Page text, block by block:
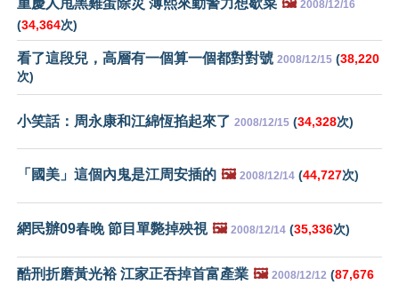
重慶人甩黑雞蛋除災 薄熙來動警力想歇菜 🖼️ 2008/12/16
(34,364次)
看了這段兒，高層有一個算一個都對對號 2008/12/15 (38,220
次)
小笑話：周永康和江綿恆掐起來了 2008/12/15 (34,328次)
「國美」這個內鬼是江周安插的 🖼️ 2008/12/14 (44,727次)
網民辦09春晚 節目單斃掉殃視 🖼️ 2008/12/14 (35,336次)
酷刑折磨黃光裕 江家正吞掉首富產業 🖼️ 2008/12/12 (87,676